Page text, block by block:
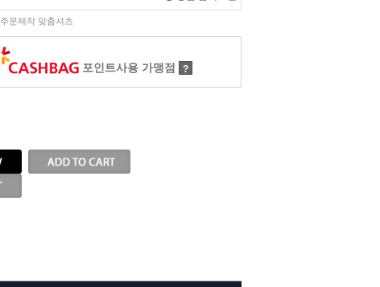
주문제작 맞춤셔츠
포인트사용 가맹점 ?